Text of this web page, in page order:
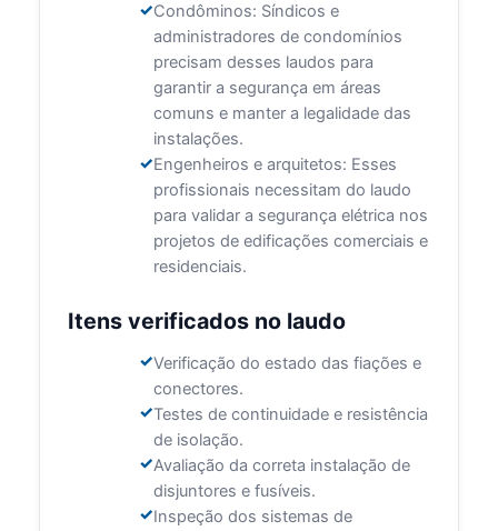
Condôminos: Síndicos e
administradores de condomínios
precisam desses laudos para
garantir a segurança em áreas
comuns e manter a legalidade das
instalações.
Engenheiros e arquitetos: Esses
profissionais necessitam do laudo
para validar a segurança elétrica nos
projetos de edificações comerciais e
residenciais.
Itens verificados no laudo
Verificação do estado das fiações e
conectores.
Testes de continuidade e resistência
de isolação.
Avaliação da correta instalação de
disjuntores e fusíveis.
Inspeção dos sistemas de